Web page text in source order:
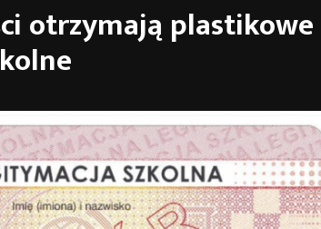
otrzymają plastikowe